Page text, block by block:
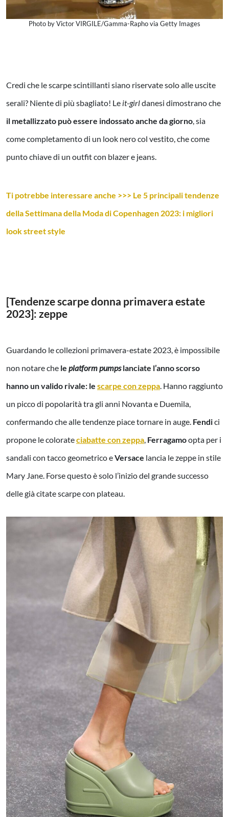
Photo by Victor VIRGILE/Gamma-Rapho via Getty Images
Credi che le scarpe scintillanti siano riservate solo alle uscite
serali? Niente di più sbagliato! Le it-girldanesi dimostrano che
il metallizzato può essere indossato anche da giorno, sia
come completamento di un look nero col vestito, che come
punto chiave di un outfit con blazer e jeans.
Ti potrebbe interessare anche >>> Le 5 principali tendenze
della Settimana della Moda di Copenhagen 2023: i migliori
look street style
[Tendenze scarpe donna primavera estate
2023]: zeppe
Guardando le collezioni primavera-estate 2023, è impossibile
non notare che le platform pumpslanciate l’anno scorso
hanno un valido rivale: le scarpe con zeppa. Hanno raggiunto
un picco di popolarità tra gli anni Novanta e Duemila,
confermando che alle tendenze piace tornare in auge. Fendici
propone le colorateciabatte con zeppa, Ferragamoopta per i
sandali con tacco geometrico eVersace lancia le zeppe in stile
Mary Jane. Forse questo è solo l’inizio del grande successo
delle già citate scarpe con plateau.